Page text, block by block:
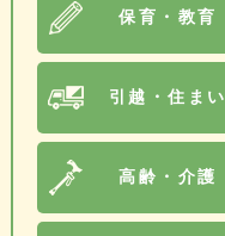
保育・教育
引越・住まい
高齢・介護